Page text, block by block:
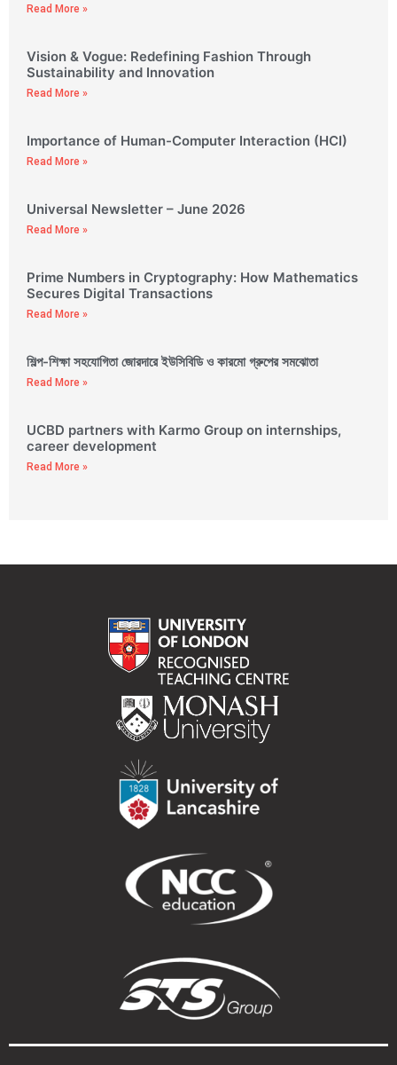
Read More »
Vision & Vogue: Redefining Fashion Through
Sustainability and Innovation
Read More »
Importance of Human-Computer Interaction (HCI)
Read More »
Universal Newsletter – June 2026
Read More »
Prime Numbers in Cryptography: How Mathematics
Secures Digital Transactions
Read More »
শিল্প-শিক্ষা সহযোগিতা জোরদারে ইউসিবিডি ও কারমো গ্রুপের সমঝোতা
Read More »
UCBD partners with Karmo Group on internships,
career development
Read More »